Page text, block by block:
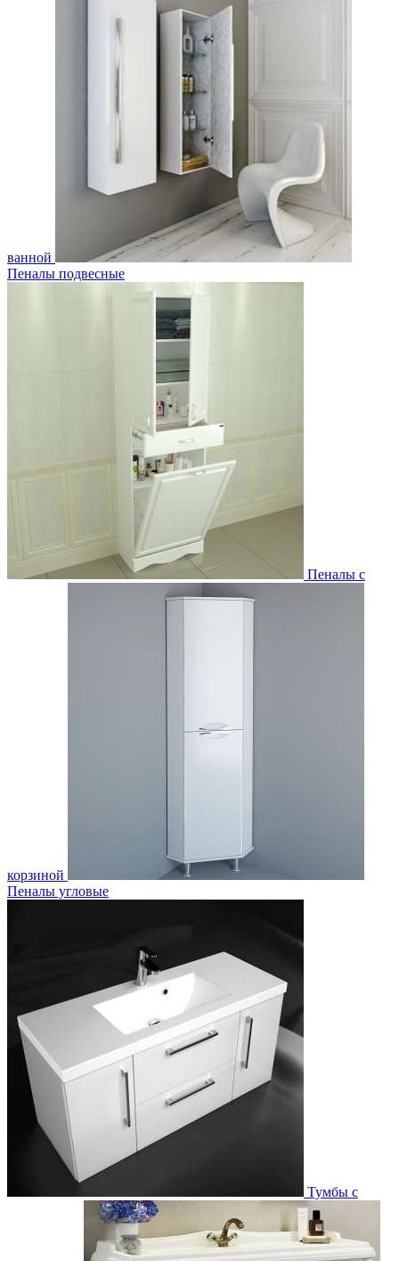
ванной
Пеналы подвесные
Пеналы с
корзиной
Пеналы угловые
Тумбы с